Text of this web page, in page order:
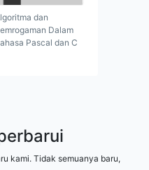
dan
Dalam
Pascal dan C
kami. Tidak semuanya baru,